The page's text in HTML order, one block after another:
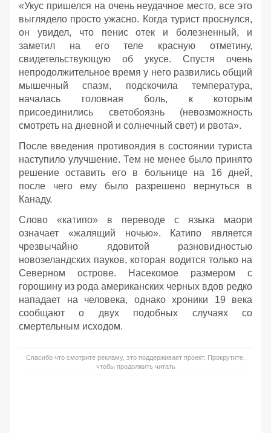
«Укус пришелся на очень неудачное место, все это
выглядело просто ужасно. Когда турист проснулся,
он увидел, что пенис отек и болезненный, и
заметил на его теле красную отметину,
свидетельствующую об укусе. Спустя очень
непродолжительное время у него развились общий
мышечный спазм, подскочила температура,
началась головная боль, к которым
присоединились светобоязнь (невозможность
смотреть на дневной и солнечный свет) и рвота».
После введения противоядия в состоянии туриста
наступило улучшение. Тем не менее было принято
решение оставить его в больнице на 16 дней,
после чего ему было разрешено вернуться в
Канаду.
Слово «катипо» в переводе с языка маори
означает «жалящий ночью». Катипо является
чрезвычайно ядовитой разновидностью
новозеландских пауков, которая водится только на
Северном острове. Насекомое размером с
горошину из рода американских черных вдов редко
нападает на человека, однако хроники 19 века
сообщают о двух подобных случаях со
смертельным исходом.
Спасибо что смотрите рекламу, это поддерживает проект. Прокрутите,
чтобы продолжить читать